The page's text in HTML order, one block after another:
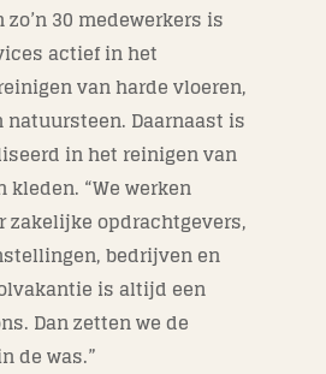
30 medewerkers is
actief in het
van harde vloeren,
Daarnaast is
in het reinigen van
“We werken
zakelijke opdrachtgevers,
bedrijven en
is altijd een
Dan zetten we de
de was.”